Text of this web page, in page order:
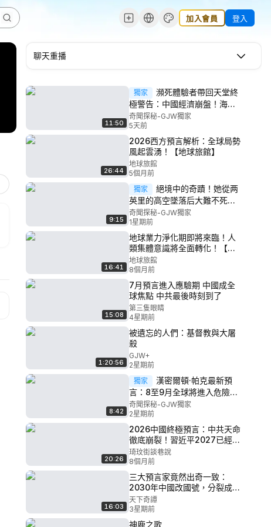
加入會員 登入
聊天重播
11:50
獨家
瀕死體驗者帶回天堂終
極警告：中國經濟崩盤！海水
吞沒紐約！全球黑暗、通信消
失！人類將迎巨變！ #預言 #神
秘探索
奇聞探秘-GJW獨家
5天前
26:44
2026西方預言解析：全球局勢
風起雲湧！【地球旅館】
地球旅館
5個月前
9:15
獨家
絕境中的奇蹟！她從两
英里的高空墜落后大難不死！
又獨自面對毒蛇猛獸在亚马逊
丛林生存11天！她是怎麽做到
的？ #奇聞 #神秘探索
奇聞探秘-GJW獨家
1星期前
16:41
地球業力淨化期即將來臨！人
類集體意識將全面轉化！【地
球旅館】
地球旅館
8個月前
15:08
7月預言進入應驗期 中國成全
球焦點 中共最後時刻到了
第三隻眼睛
4星期前
1:20:56
被遺忘的人們：基督教與大屠
殺
GJW+
2星期前
8:42
獨家
漢密爾頓·帕克最新預
言：8至9月全球將進入危險
期！中國貨幣秘密將被揭開！8
月12日有毒空氣恐將降臨部分
國家！美國地面部隊將進入伊
朗！。。。 #預言 #神秘探索
奇聞探秘-GJW獨家
2星期前
20:26
2026中國終極預言：中共天命
徹底崩裂！習近平2027已經下
台！香港將現糧荒？靈界集體
失控：活下來才最關鍵！朦朧
恢復靈魂記憶，震撼全網！
#2026 #預言 #于朦朧 ｜琦玟
街談巷說 199
琦玟街談巷說
8個月前
16:03
三大預言家竟然出奇一致：
2030年中國改國號，分裂成
「聯邦制國家」，習近平下台
會有悲慘結局，世界上再無
「中華人民共和國」
天下奇譚
3星期前
神鹿之歌